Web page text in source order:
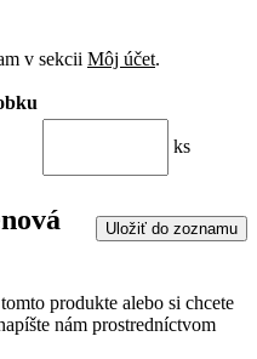
v sekcii Môj účet.
ks
Uložiť do zoznamu
produkte alebo si chcete
nám prostredníctvom